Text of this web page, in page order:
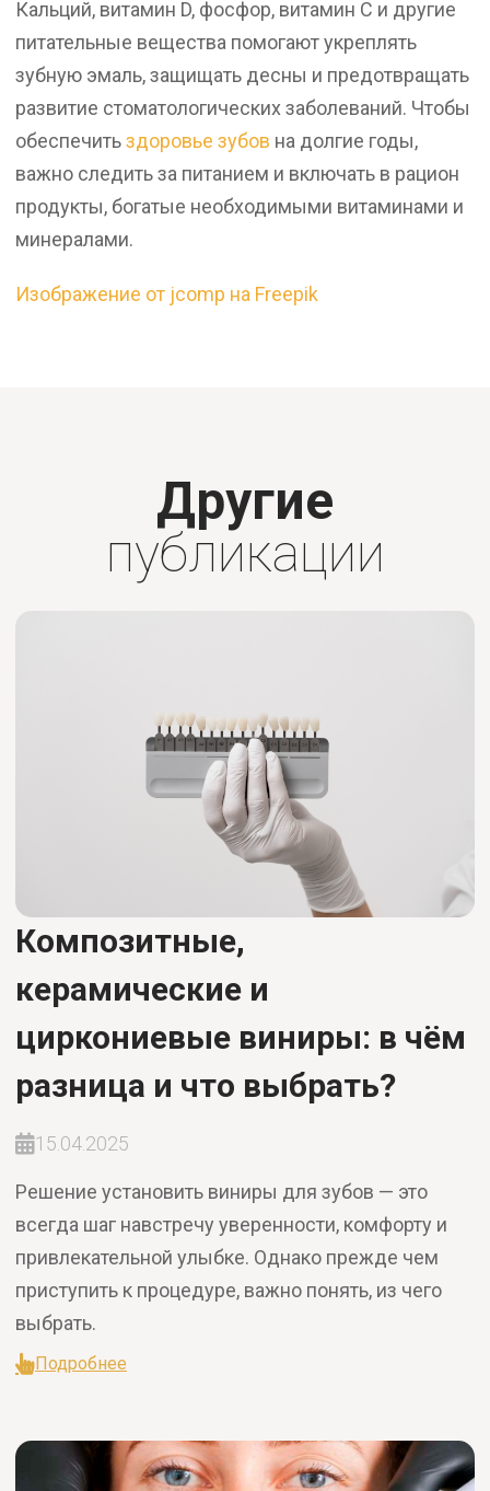
Кальций, витамин D, фосфор, витамин C и другие
питательные вещества помогают укреплять
зубную эмаль, защищать десны и предотвращать
развитие стоматологических заболеваний. Чтобы
обеспечитьздоровье зубов на долгие годы,
важно следить за питанием и включать в рацион
продукты, богатые необходимыми витаминами и
минералами.
Изображение от jcomp на Freepik
Другие
публикации
Композитные,
керамические и
циркониевые виниры: в чём
разница и что выбрать?
15.04.2025
Решение установить виниры для зубов — это
всегда шаг навстречу уверенности, комфорту и
привлекательной улыбке. Однако прежде чем
приступить к процедуре, важно понять, из чего
выбрать.
Подробнее